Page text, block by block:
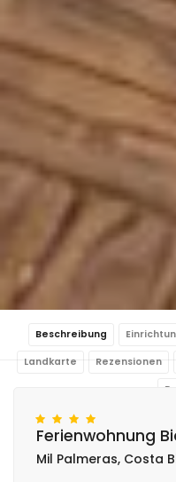
Beschreibung
Landkarte Rezensionen
Ferienwohnung
Mil Palmeras, Costa